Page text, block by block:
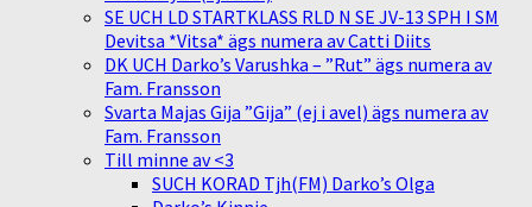
SE UCH LD STARTKLASS RLD N SE JV-13 SPH I SM
Devitsa *Vitsa* ägs numera av Catti Diits
DK UCH Darko’s Varushka – ”Rut” ägs numera av
Fam. Fransson
Svarta Majas Gija ”Gija” (ej i avel) ägs numera av
Fam. Fransson
Till minne av <3
SUCH KORAD Tjh(FM) Darko’s Olga